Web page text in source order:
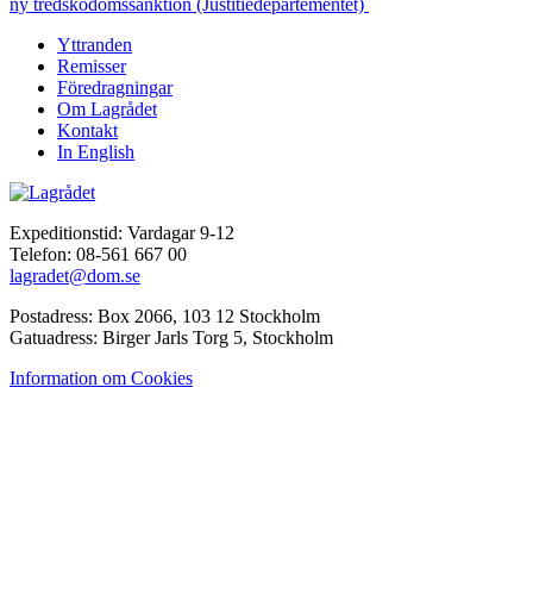
Yttranden
Remisser
Föredragningar
Om Lagrådet
Kontakt
In English
Expeditionstid: Vardagar 9-12
Telefon: 08-561 667 00
lagradet@dom.se
Postadress: Box 2066, 103 12 Stockholm
Gatuadress: Birger Jarls Torg 5, Stockholm
Information om Cookies